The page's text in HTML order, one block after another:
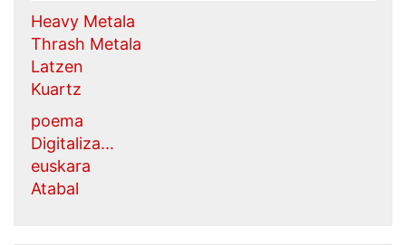
Heavy Metala
Thrash Metala
Latzen
Kuartz
poema
Digitaliza...
euskara
Atabal